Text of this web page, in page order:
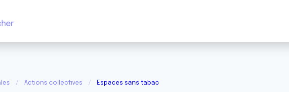
Actions collectives Espaces sans tabac